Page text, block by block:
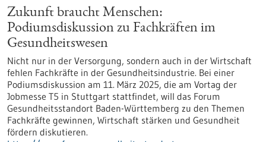
Zukunft braucht Menschen:
Podiumsdiskussion zu Fachkräften im
Gesundheitswesen
Nicht nur in der Versorgung, sondern auch in der Wirtschaft
fehlen Fachkräfte in der Gesundheitsindustrie. Bei einer
Podiumsdiskussion am 11. März 2025, die am Vortag der
Jobmesse T5 in Stuttgart stattfindet, will das Forum
Gesundheitsstandort Baden-Württemberg zu den Themen
Fachkräfte gewinnen, Wirtschaft stärken und Gesundheit
fördern diskutieren.